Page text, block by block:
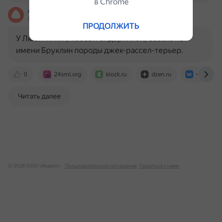
Алиса
0 24smi.org kiozk.ru dzen.ru vk.com
У Любятинки (Любови Сидоркиной) собака по
имени Бруклин породы джек-рассел-терьер.
Читать далее
© 2026 ООО «Яндекс» Пользовательское соглашение Связаться с нами
ПРОДОЛЖИТЬ